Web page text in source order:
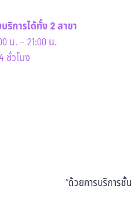
ริการได้ทั้ง 2 สาขา
น. – 21:00 น.
ชั่วโมง
“ด้วยการบริการ